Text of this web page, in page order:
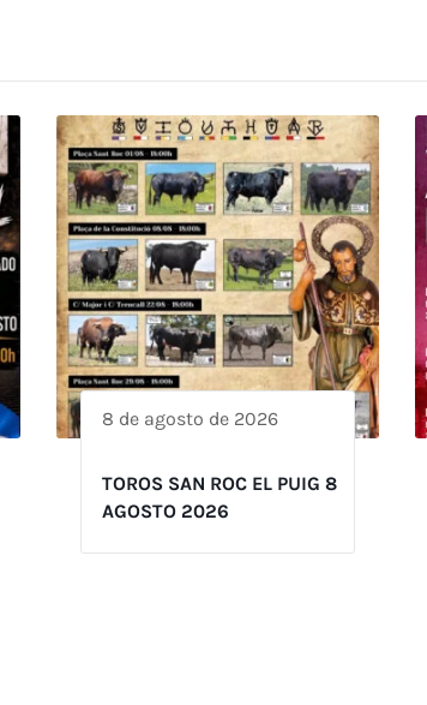
8 de agosto de 2026
TOROS SAN ROC EL PUIG 8
AGOSTO 2026